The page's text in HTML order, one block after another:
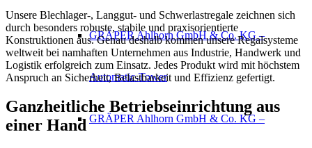
GRÄPER Ahlhorn GmbH & Co. KG –
Automatic-Tower
GRÄPER Ahlhorn GmbH & Co. KG –
Unsere Blechlager-, Langgut- und Schwerlastregale zeichnen sich
durch besonders robuste, stabile und praxisorientierte
Konstruktionen aus. Genau deshalb kommen unsere Regalsysteme
weltweit bei namhaften Unternehmen aus Industrie, Handwerk und
Logistik erfolgreich zum Einsatz. Jedes Produkt wird mit höchstem
Anspruch an Sicherheit, Belastbarkeit und Effizienz gefertigt.
Ganzheitliche Betriebseinrichtung aus
einer Hand